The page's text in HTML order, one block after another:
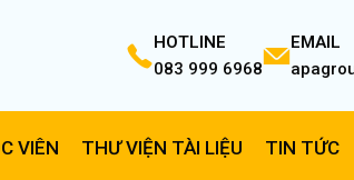
HOTLINE
083 999 6968
EMAIL
VIÊN THƯ VIỆN TÀI LIỆU TIN TỨC